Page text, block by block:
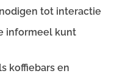
tot interactie
informeel kunt
koffiebars en